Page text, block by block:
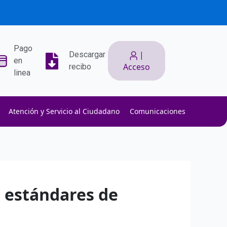
Pago
en
linea
Descargar
recibo
|
Acceso
Atención y Servicio al Ciudadano Comunicaciones
de